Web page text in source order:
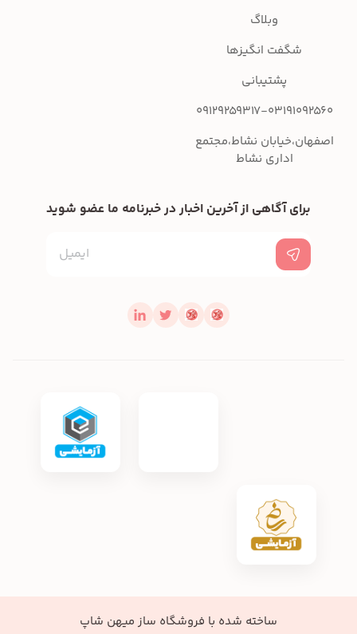
وبلاگ
شگفت انگیزها
پشتیبانی
09129259317-03191092560
اصفهان،خیابان نشاط،مجتمع
اداری نشاط
برای آگاهی از آخرین اخبار در خبرنامه ما عضو شوید
ساخته شده با فروشگاه ساز میهن شاپ